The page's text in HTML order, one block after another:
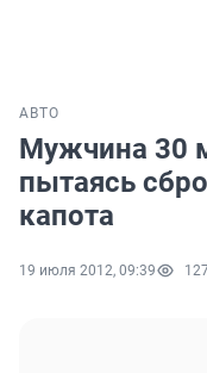
АВТО
Мужчина 30
пытаясь
капота
19 июля 2012, 09:39